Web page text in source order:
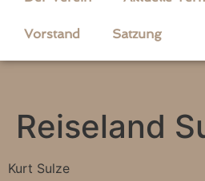
Vorstand Satzung
Reiseland
Kurt Sulze